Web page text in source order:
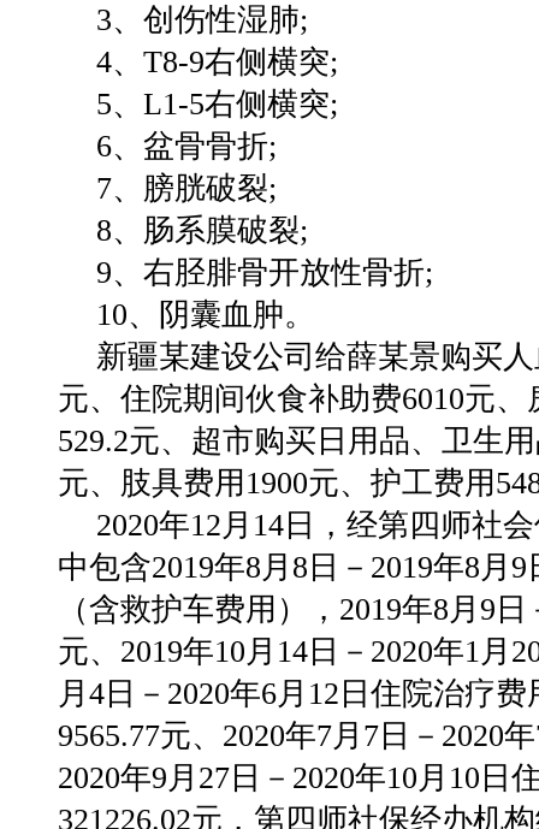
3、创伤性湿肺;
4、T8-9右侧横突;
5、L1-5右侧横突;
6、盆骨骨折;
7、膀胱破裂;
8、肠系膜破裂;
9、右胫腓骨开放性骨折;
10、阴囊血肿。
新疆某建设公司给薛某景购买
元、住院期间伙食补助费6010元
529.2元、超市购买日用品、卫生
元、肢具费用1900元、护工费用
2020年12月14日，经第四师社
中包含2019年8月8日－2019年8月
（含救护车费用），2019年8月9
元、2019年10月14日－2020年1月
月4日－2020年6月12日住院治疗
9565.77元、2020年7月7日－2020
2020年9月27日－2020年10月10日
321226.02元，第四师社保经办机